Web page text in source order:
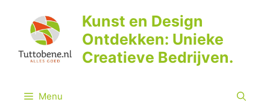
inhoud
Kunst en Design
Ontdekken: Unieke
Creatieve Bedrijven.
Menu